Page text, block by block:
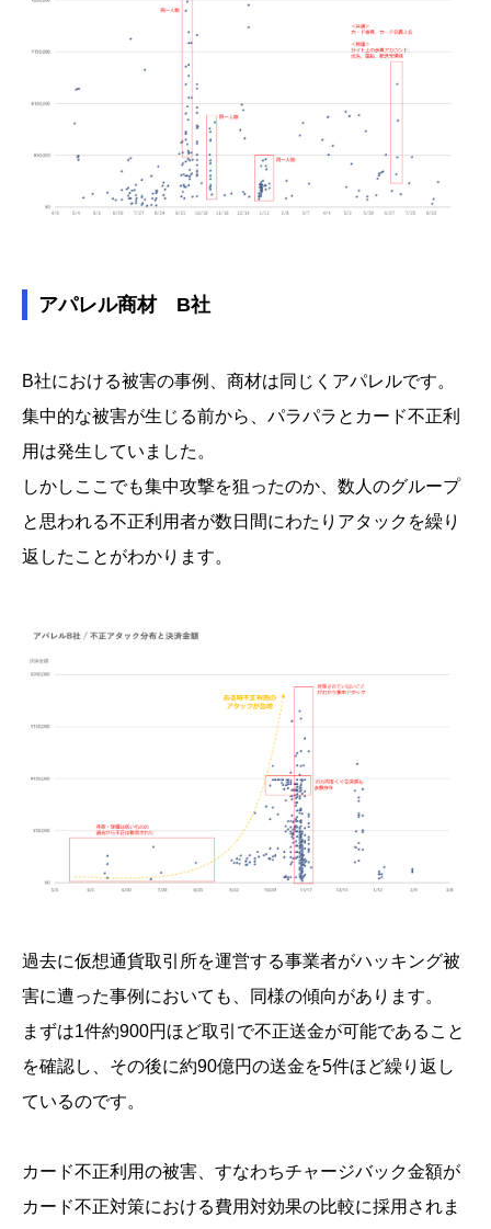
アパレル商材 B社
B社における被害の事例、商材は同じくアパレルです。
集中的な被害が生じる前から、パラパラとカード不正利
用は発生していました。
しかしここでも集中攻撃を狙ったのか、数人のグループ
と思われる不正利用者が数日間にわたりアタックを繰り
返したことがわかります。
過去に仮想通貨取引所を運営する事業者がハッキング被
害に遭った事例においても、同様の傾向があります。
まずは1件約900円ほど取引で不正送金が可能であること
を確認し、その後に約90億円の送金を5件ほど繰り返し
ているのです。
カード不正利用の被害、すなわちチャージバック金額が
カード不正対策における費用対効果の比較に採用されま